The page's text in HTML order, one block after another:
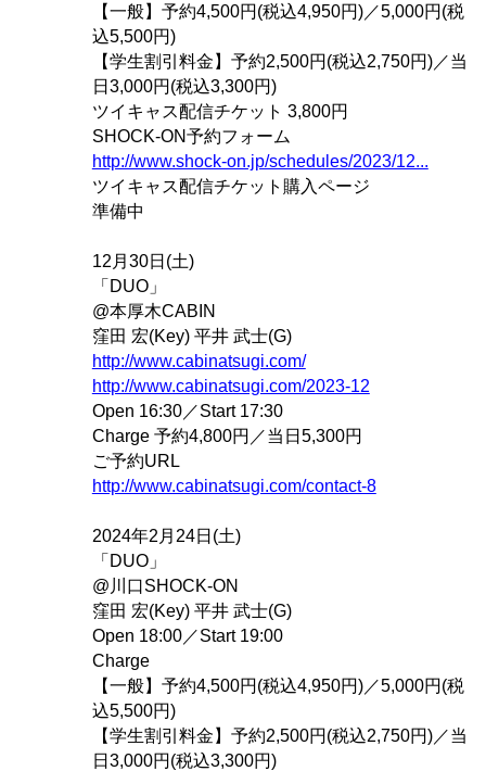
【一般】予約4,500円(税込4,950円)／5,000円(税
込5,500円)
【学生割引料金】予約2,500円(税込2,750円)／当
日3,000円(税込3,300円)
ツイキャス配信チケット 3,800円
SHOCK-ON予約フォーム
http://www.shock-on.jp/schedules/2023/12...
ツイキャス配信チケット購入ページ
準備中
12月30日(土)
「DUO」
@本厚木CABIN
窪田 宏(Key) 平井 武士(G)
http://www.cabinatsugi.com/
http://www.cabinatsugi.com/2023-12
Open 16:30／Start 17:30
Charge 予約4,800円／当日5,300円
ご予約URL
http://www.cabinatsugi.com/contact-8
2024年2月24日(土)
「DUO」
@川口SHOCK-ON
窪田 宏(Key) 平井 武士(G)
Open 18:00／Start 19:00
Charge
【一般】予約4,500円(税込4,950円)／5,000円(税
込5,500円)
【学生割引料金】予約2,500円(税込2,750円)／当
日3,000円(税込3,300円)